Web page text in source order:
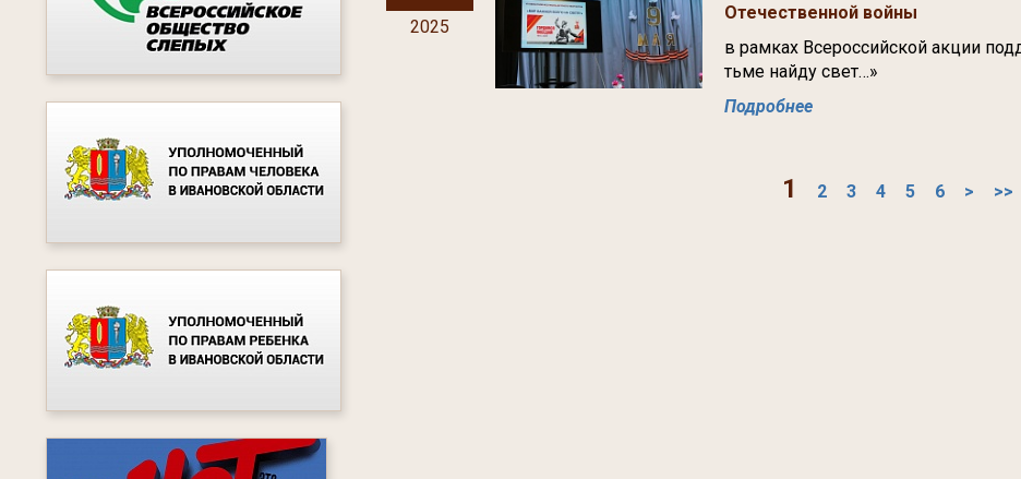
2025
Отечественной войны
в рамках Всероссийской акции
тьме найду свет…»
Подробнее
1 2 3 4 5 6 > >>